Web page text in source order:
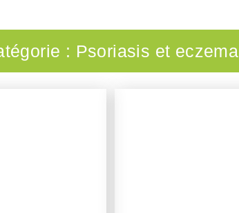
: Psoriasis et eczema